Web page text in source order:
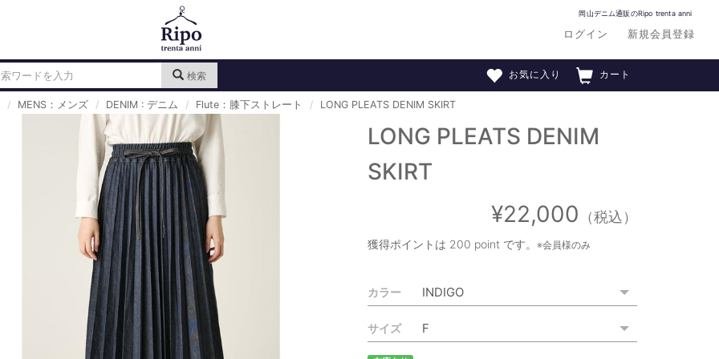
岡山デニム通販のRipo trenta anni
ログイン 新規会員登録
検索 カート
お気に入り
MENS：メンズ DENIM : デニム Flute：膝下ストレート LONG PLEATS DENIM SKIRT
LONG PLEATS DENIM
SKIRT
¥22,000 （税込）
獲得ポイントは 200 point です。※会員様のみ
カラー
サイズ